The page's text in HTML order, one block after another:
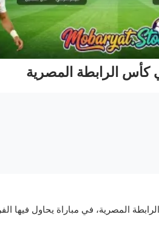
كأس الرابطة المصرية
المصرية، في مباراة يحاول فيها